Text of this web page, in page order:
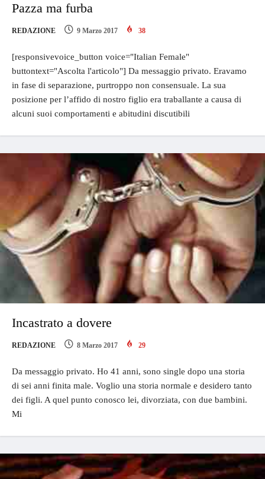
Pazza ma furba
REDAZIONE 9 Marzo 2017 38
[responsivevoice_button voice="Italian Female"
buttontext="Ascolta l'articolo"] Da messaggio privato. Eravamo
in fase di separazione, purtroppo non consensuale. La sua
posizione per l’affido di nostro figlio era traballante a causa di
alcuni suoi comportamenti e abitudini discutibili
Incastrato a dovere
REDAZIONE 8 Marzo 2017 29
Da messaggio privato. Ho 41 anni, sono single dopo una storia
di sei anni finita male. Voglio una storia normale e desidero tanto
dei figli. A quel punto conosco lei, divorziata, con due bambini.
Mi